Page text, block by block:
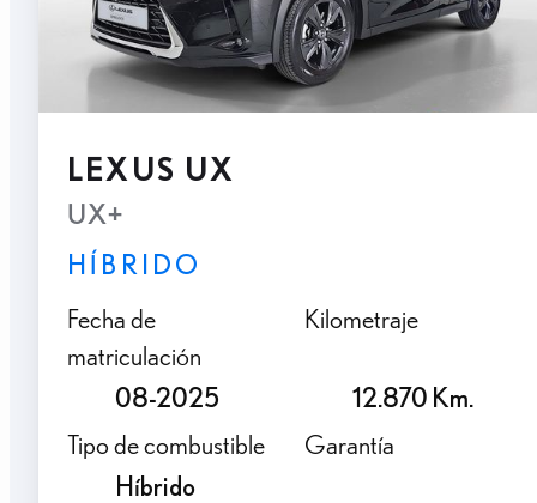
LEXUS UX
UX+
HÍBRIDO
Fecha de
matriculación
08-2025
Kilometraje
12.870 Km.
Tipo de combustible
Híbrido
Garantía